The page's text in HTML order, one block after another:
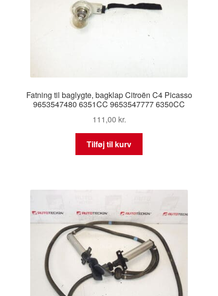
Fatning til baglygte, bagklap Citroën C4 Picasso
9653547480 6351CC 9653547777 6350CC
111,00 kr.
Tilføj til kurv